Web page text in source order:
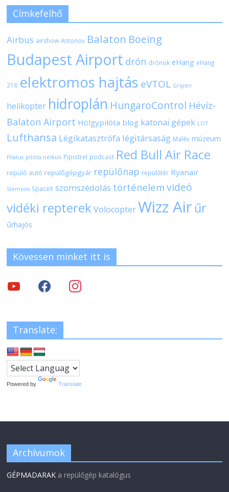
Címkefelhő
Airbus airshow Antonov Balaton Boeing
Budapest Airport drón drónok eHang eHang
216 elektromos hajtás eVTOL Gripen
helikopter hidroplán HungaroControl Hévíz-
Balaton Airport Hölgypilóta blog katonai gépek LOT
Lufthansa Légikatasztrófa légitársaság Malév múzeum
Pilatus pilóta nélküli Pipistrel podcast Red Bull Air Race
repülő autó repülőgépgyár repülőnap repülőtér Ryanair
Siemens SpaceX szomszédolás történelem videó
vidéki repterek Volocopter Wizz Air űr
űrhajós
Kövessen minket itt is
Translate:
Powered by Translate
Archívumok
GÉPMADARAK a repülőgép katalógus